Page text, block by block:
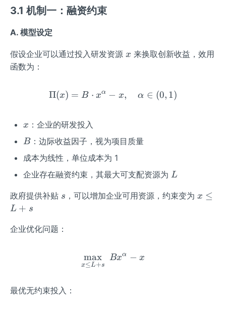
3.1 机制一：融资约束
A. 模型设定
假设企业可以通过投入研发资源 x
x 来换取创新收益，效用
函数为：
\Pi(x) = B \cdot
Π(x) = B ⋅ xα − x, α ∈ (0, 1)
x
x ：企业的研发投入
B
B：边际收益因子，视为项目质量
成本为线性，单位成本为 1
企业存在融资约束，其最大可支配资源为 L
L
政府提供补贴 s
s ，可以增加企业可用资源，约束变为 x
x ≤
L + s
企业优化问题：
\max_{x \leq L + s} \;
x≤ L+s
max Bxα − x
最优无约束投入：